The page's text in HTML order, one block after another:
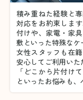
積み重ねた経験と
対応をお約束しま
付けや、家電・家
敷といった特殊なケ
女性スタッフも在
安心してご利用いた
「どこから片付け
といったお悩みも、